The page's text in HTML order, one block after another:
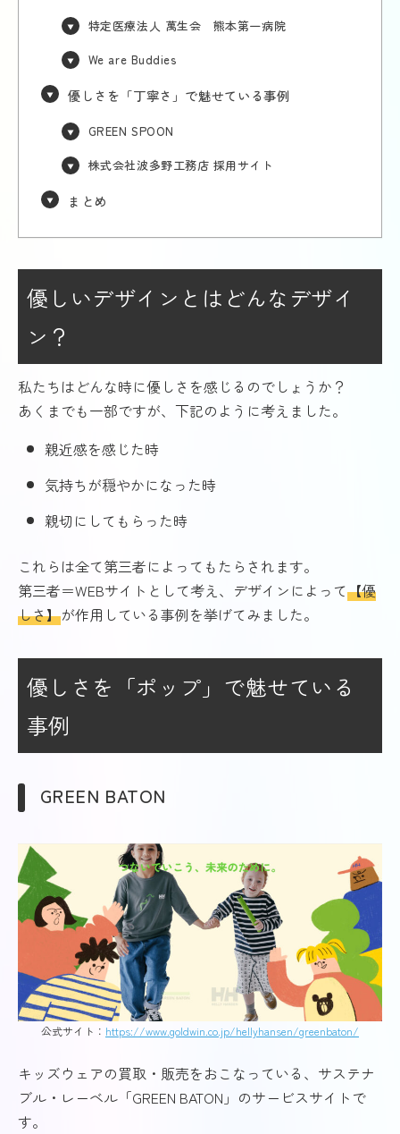
特定医療法人 萬生会 熊本第一病院
We are Buddies
優しさを「丁寧さ」で魅せている事例
GREEN SPOON
株式会社波多野工務店 採用サイト
まとめ
優しいデザインとはどんなデザイ
ン？
私たちはどんな時に優しさを感じるのでしょうか？
あくまでも一部ですが、下記のように考えました。
親近感を感じた時
気持ちが穏やかになった時
親切にしてもらった時
これらは全て第三者によってもたらされます。
第三者＝WEBサイトとして考え、デザインによって【優
しさ】が作用している事例を挙げてみました。
優しさを「ポップ」で魅せている
事例
GREEN BATON
公式サイト： https://www.goldwin.co.jp/hellyhansen/greenbaton/
キッズウェアの買取・販売をおこなっている、サステナ
ブル・レーベル「GREEN BATON」のサービスサイトで
す。